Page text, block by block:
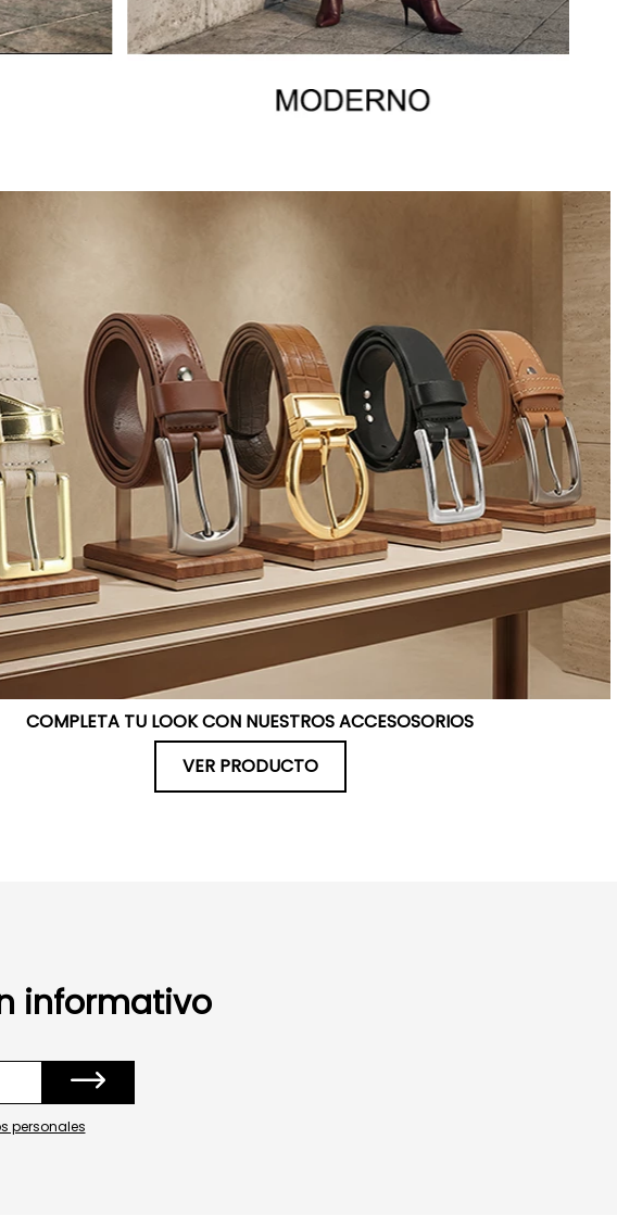
COMPLETA TU LOOK CON NUESTROS ACCESOSORIOS
VER PRODUCTO
informativo
personales